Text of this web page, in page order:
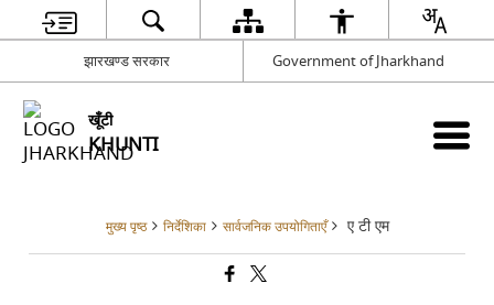
झारखण्ड सरकार Government of Jharkhand
खूँटी
KHUNTI
मुख्य पृष्ठ निर्देशिका सार्वजनिक उपयोगिताएँ ए टी एम